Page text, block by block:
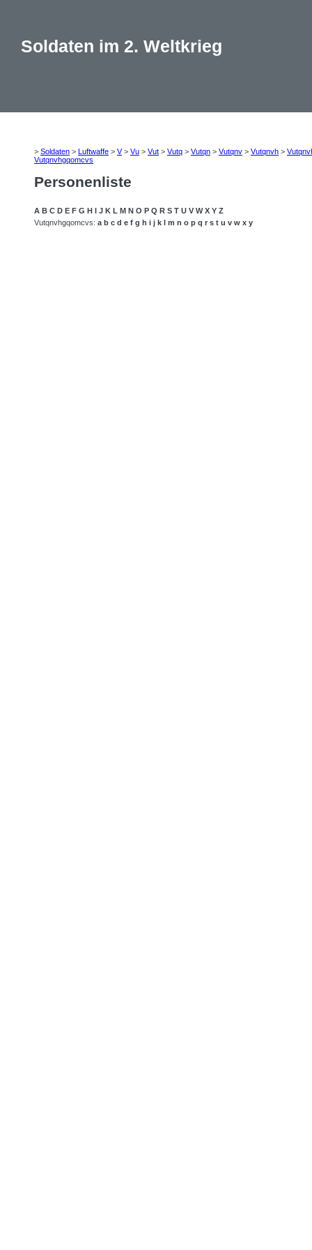
Soldaten im 2. Weltkrieg
> Soldaten > Luftwaffe > V> Vu > Vut > Vutq > Vutqn > Vutqnv > Vutqnvh >
Vutqnvhgqomcvs
Personenliste
A B C D E F G H I J K L M N O P Q R S T U V W X Y Z
Vutqnvhgqomcvs: a b c d e f g h i j k l m n o p q r s t u v w x y